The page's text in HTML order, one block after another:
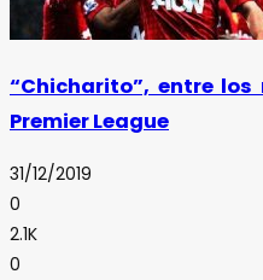
“Chicharito”, entre
Premier League
31/12/2019
0
2.1K
0